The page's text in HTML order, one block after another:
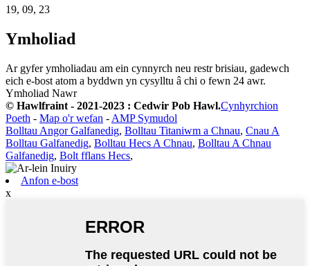
19, 09, 23
Ymholiad
Ar gyfer ymholiadau am ein cynnyrch neu restr brisiau, gadewch
eich e-bost atom a byddwn yn cysylltu â chi o fewn 24 awr.
Ymholiad Nawr
© Hawlfraint - 2021-2023 : Cedwir Pob Hawl.Cynhyrchion
Poeth - Map o'r wefan - AMP Symudol
Bolltau Angor Galfanedig, Bolltau Titaniwm a Chnau, Cnau A
Bolltau Galfanedig, Bolltau Hecs A Chnau, Bolltau A Chnau
Galfanedig, Bolt fflans Hecs,
Anfon e-bost
x